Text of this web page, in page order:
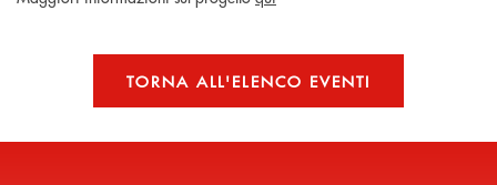
TORNA ALL'ELENCO EVENTI